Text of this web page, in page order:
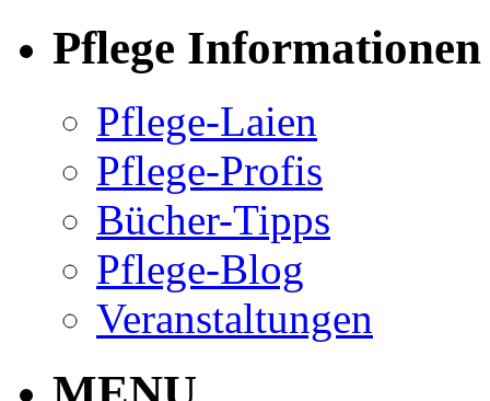
Pflege Informationen
Pflege-Laien
Pflege-Profis
Bücher-Tipps
Pflege-Blog
Veranstaltungen